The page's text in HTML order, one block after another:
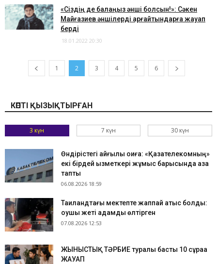
«Сіздің де балаңыз әнші болсын!»: Сәкен
Майғазиев әншілерді қарғайтындарға жауап
берді
18.01.2022 20:30
1 2 3 4 5 6
КӨПТІ ҚЫЗЫҚТЫРҒАН
3 күн 7 күн 30 күн
Өндірістегі қайғылы оқиға: «Қазақтелекомның»
екі бірдей қызметкері жұмыс барысында қаза
тапты
06.08.2026 18:59
Таиландтағы мектепте жаппай атыс болды:
оқушы жеті адамды өлтірген
07.08.2026 12:53
ЖЫНЫСТЫҚ ТӘРБИЕ туралы басты 10 сұраққа
ЖАУАП